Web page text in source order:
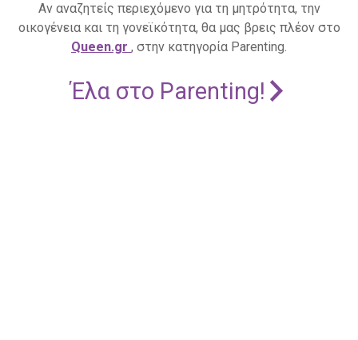
Αν αναζητείς περιεχόμενο για τη μητρότητα, την
οικογένεια και τη γονεϊκότητα, θα μας βρεις πλέον στο
Queen.gr , στην κατηγορία Parenting.
Έλα στο Parenting!